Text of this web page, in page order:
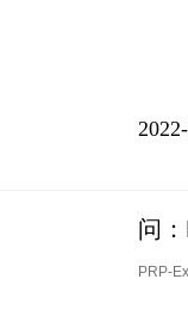
问
PRP-